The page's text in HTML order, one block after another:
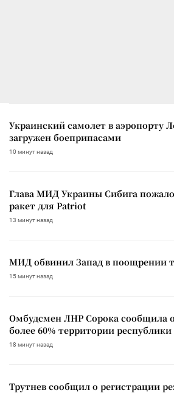
Украинский самолет в аэропорту
загружен боеприпасами
10 минут назад
Глава МИД Украины Сибига
ракет для Patriot
13 минут назад
МИД обвинил Запад в поощрении
15 минут назад
Омбудсмен ЛНР Сорока сообщила
более 60% территории республики
18 минут назад
Трутнев сообщил о регистрации